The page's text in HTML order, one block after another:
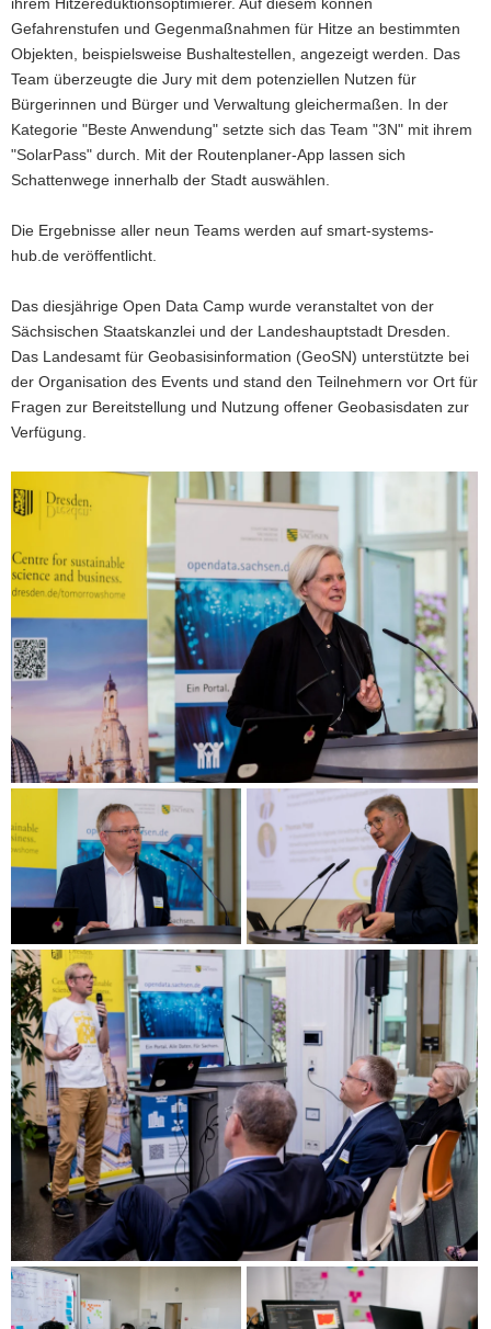
t
i
o
n
Gefahrenstufen und Gegenmaßnahmen für Hitze an bestimmten
Objekten, beispielsweise Bushaltestellen, angezeigt werden. Das
Team überzeugte die Jury mit dem potenziellen Nutzen für
Bürgerinnen und Bürger und Verwaltung gleichermaßen. In der
Kategorie "Beste Anwendung" setzte sich das Team "3N" mit ihrem
"SolarPass" durch. Mit der Routenplaner-App lassen sich
Schattenwege innerhalb der Stadt auswählen.
Die Ergebnisse aller neun Teams werden auf smart-systems-
hub.de veröffentlicht.
Das diesjährige Open Data Camp wurde veranstaltet von der
Sächsischen Staatskanzlei und der Landeshauptstadt Dresden.
Das Landesamt für Geobasisinformation (GeoSN) unterstützte bei
der Organisation des Events und stand den Teilnehmern vor Ort für
Fragen zur Bereitstellung und Nutzung offener Geobasisdaten zur
Verfügung.